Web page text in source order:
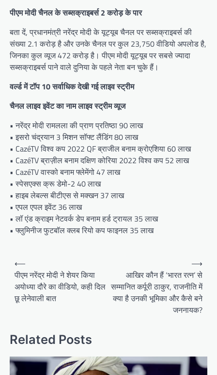
पीएम मोदी चैनल के सब्सक्राइबर्स 2 करोड़ के पार
बता दें, प्रधानमंत्री नरेंद्र मोदी के यूट्यूब चैनल पर सब्सक्राइबर्स की
संख्या 2.1 करोड़ है और उनके चैनल पर कुल 23,750 वीडियो अपलोड है,
जिनका कुल व्यूज 472 करोड़ है। पीएम मोदी यूट्यूब पर सबसे ज्यादा
सब्सक्राइबर्स पाने वाले दुनिया के पहले नेता बन चुके हैं।
वर्ल्ड में टॉप 10 सर्वाधिक देखी गई लाइव स्ट्रीम
चैनल लाइव इवेंट का नाम लाइव स्ट्रीम व्यूज
• नरेंद्र मोदी रामलला की प्राण प्रतिष्ठा 90 लाख
• इसरो चंद्रयान 3 मिशन सॉफ्ट लैंडिंग 80 लाख
• CazéTV विश्व कप 2022 QF ब्राजील बनाम क्रोएशिया 60 लाख
• CazéTV ब्राज़ील बनाम दक्षिण कोरिया 2022 विश्व कप 52 लाख
• CazéTV वास्को बनाम फ्लेमेंगो 47 लाख
• स्पेसएक्स क्रू डेमो-2 40 लाख
• हाइब लेबल्स बीटीएस से मक्खन 37 लाख
• एपल एपल इवेंट 36 लाख
• लॉ एंड क्राइम नेटवर्क डेप बनाम हर्ड ट्रायल 35 लाख
• फ्लुमिनीज फुटबॉल क्लब रियो कप फाइनल 35 लाख
Post
navigation
⟵
पीएम नरेंद्र मोदी ने शेयर किया
अयोध्या दौरे का वीडियो, कही दिल
छू लेनेवाली बात
आखिर कौन हैं ‘भारत रत्न’ से
सम्मानित कर्पूरी ठाकुर, राजनीति में
क्या है उनकी भूमिका और कैसे बने
जननायक?
⟶
Related Posts